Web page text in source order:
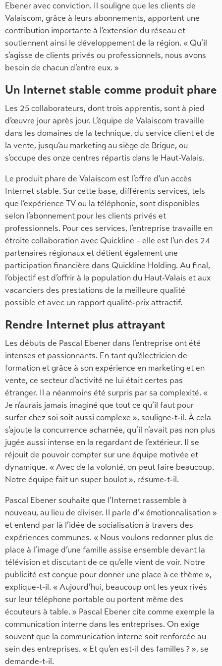
Ebener avec conviction. Il souligne que les clients de
Valaiscom, grâce à leurs abonnements, apportent une
contribution importante à l’extension du réseau et
soutiennent ainsi le développement de la région. « Qu’il
s’agisse de clients privés ou professionnels, nous avons
besoin de chacun d’entre eux. »
Un Internet stable comme produit phare
Les 25 collaborateurs, dont trois apprentis, sont à pied
d’œuvre jour après jour. L’équipe de Valaiscom travaille
dans les domaines de la technique, du service client et de
la vente, jusqu’au marketing au siège de Brigue, ou
s’occupe des onze centres répartis dans le Haut-Valais.
Le produit phare de Valaiscom est l’offre d’un accès
Internet stable. Sur cette base, différents services, tels
que l’expérience TV ou la téléphonie, sont disponibles
selon l’abonnement pour les clients privés et
professionnels. Pour ces services, l’entreprise travaille en
étroite collaboration avec Quickline – elle est l’un des 24
partenaires régionaux et détient également une
participation financière dans Quickline Holding. Au final,
l’objectif est d’offrir à la population du Haut-Valais et aux
vacanciers des prestations de la meilleure qualité
possible et avec un rapport qualité-prix attractif.
Rendre Internet plus attrayant
Les débuts de Pascal Ebener dans l’entreprise ont été
intenses et passionnants. En tant qu’électricien de
formation et grâce à son expérience en marketing et en
vente, ce secteur d’activité ne lui était certes pas
étranger. Il a néanmoins été surpris par sa complexité. «
Je n’aurais jamais imaginé que tout ce qu’il faut pour
surfer chez soi soit aussi complexe », souligne-t-il. À cela
s’ajoute la concurrence acharnée, qu’il n’avait pas non plus
jugée aussi intense en la regardant de l’extérieur. Il se
réjouit de pouvoir compter sur une équipe motivée et
dynamique. « Avec de la volonté, on peut faire beaucoup.
Notre équipe fait un super boulot », résume-t-il.
Pascal Ebener souhaite que l’Internet rassemble à
nouveau, au lieu de diviser. Il parle d’« émotionnalisation »
et entend par là l’idée de socialisation à travers des
expériences communes. « Nous voulons redonner plus de
place à l’image d’une famille assise ensemble devant la
télévision et discutant de ce qu’elle vient de voir. Notre
publicité est conçue pour donner une place à ce thème »,
explique-t-il. « Aujourd’hui, beaucoup ont les yeux rivés
sur leur téléphone portable ou portent même des
écouteurs à table. » Pascal Ebener cite comme exemple la
communication interne dans les entreprises. On exige
souvent que la communication interne soit renforcée au
sein des entreprises. « Et qu’en est-il des familles ? », se
demande-t-il.